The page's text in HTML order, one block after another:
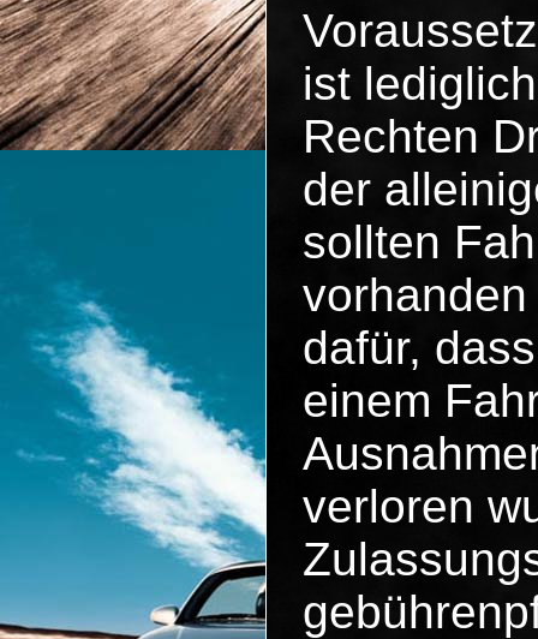
ist
Rechten
der
sollten
dafür,
einem
verloren